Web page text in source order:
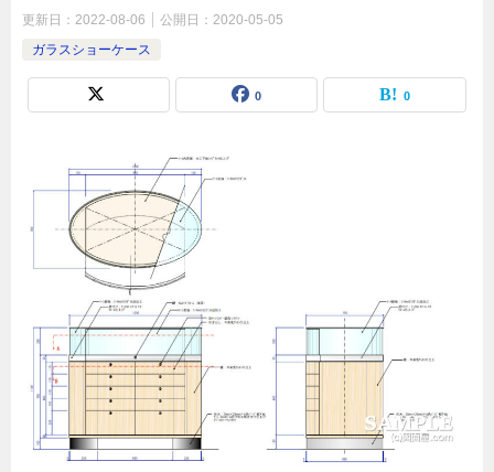
更新日： 2022-08-06 公開日： 2020-05-05
ガラスショーケース
0 0